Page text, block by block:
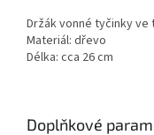
Držák vonné tyčinky ve
Materiál: dřevo
Délka: cca 26 cm
Doplňkové